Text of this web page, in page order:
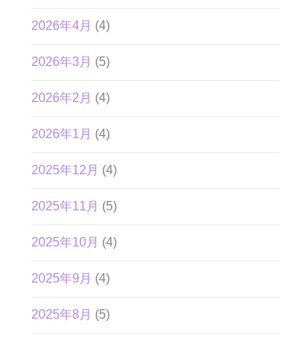
2026年4月 (4)
2026年3月 (5)
2026年2月 (4)
2026年1月 (4)
2025年12月 (4)
2025年11月 (5)
2025年10月 (4)
2025年9月 (4)
2025年8月 (5)